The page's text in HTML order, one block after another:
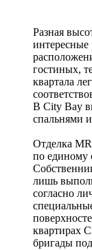
Разная
гостиных,
квартала
В City Bay
спальнями
Отделка
по единому
лишь
согласно
квартирах
бригады